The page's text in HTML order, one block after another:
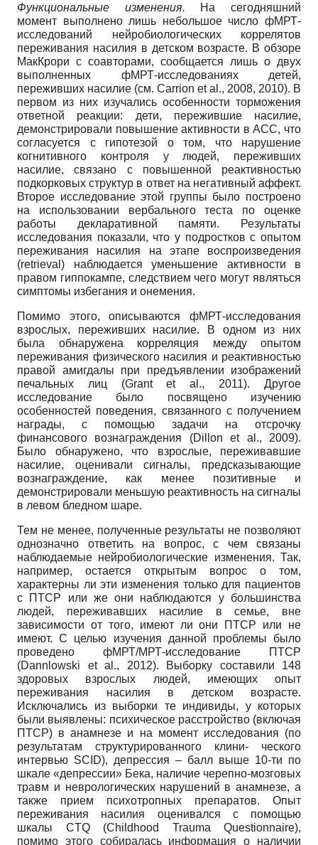
Функциональные изменения. На сегодняшний
момент выполнено лишь небольшое число фМРТ-
исследований нейробиологических коррелятов
переживания насилия в детском возрасте. В обзоре
МакКрори с соавторами, сообщается лишь о двух
выполненных фМРТ-исследованиях детей,
переживших насилие (см. Carrion et al., 2008, 2010). В
первом из них изучались особенности торможения
ответной реакции: дети, пережившие насилие,
демонстрировали повышение активности в АСС, что
согласуется с гипотезой о том, что нарушение
когнитивного контроля у людей, переживших
насилие, связано с повышенной реактивностью
подкорковых структур в ответ на негативный аффект.
Второе исследование этой группы было построено
на использовании вербального теста по оценке
работы декларативной памяти. Результаты
исследования показали, что у подростков с опытом
переживания насилия на этапе воспроизведения
(retrieval) наблюдается уменьшение активности в
правом гиппокампе, следствием чего могут являться
симптомы избегания и онемения.
Помимо этого, описываются фМРТ-исследования
взрослых, переживших насилие. В одном из них
была обнаружена корреляция между опытом
переживания физического насилия и реактивностью
правой амигдалы при предъявлении изображений
печальных лиц (Grant et al., 2011). Другое
исследование было посвящено изучению
особенностей поведения, связанного с получением
награды, с помощью задачи на отсрочку
финансового вознаграждения (Dillon et al., 2009).
Было обнаружено, что взрослые, переживавшие
насилие, оценивали сигналы, предсказывающие
вознаграждение, как менее позитивные и
демонстрировали меньшую реактивность на сигналы
в левом бледном шаре.
Тем не менее, полученные результаты не позволяют
однозначно ответить на вопрос, с чем связаны
наблюдаемые нейробиологические изменения. Так,
например, остается открытым вопрос о том,
характерны ли эти изменения только для пациентов
с ПТСР или же они наблюдаются у большинства
людей, переживавших насилие в семье, вне
зависимости от того, имеют ли они ПТСР или не
имеют. С целью изучения данной проблемы было
проведено фМРТ/МРТ-исследование ПТСР
(Dannlowski et al., 2012). Выборку составили 148
здоровых взрослых людей, имеющих опыт
переживания насилия в детском возрасте.
Исключались из выборки те индивиды, у которых
были выявлены: психическое расстройство (включая
ПТСР) в анамнезе и на момент исследования (по
результатам структурированного клини- ческого
интервью SCID), депрессия – балл выше 10-ти по
шкале «депрессии» Бека, наличие черепно-мозговых
травм и неврологических нарушений в анамнезе, а
также прием психотропных препаратов. Опыт
переживания насилия оценивался с помощью
шкалы CTQ (Childhood Trauma Questionnaire),
помимо этого собиралась информация о наличии